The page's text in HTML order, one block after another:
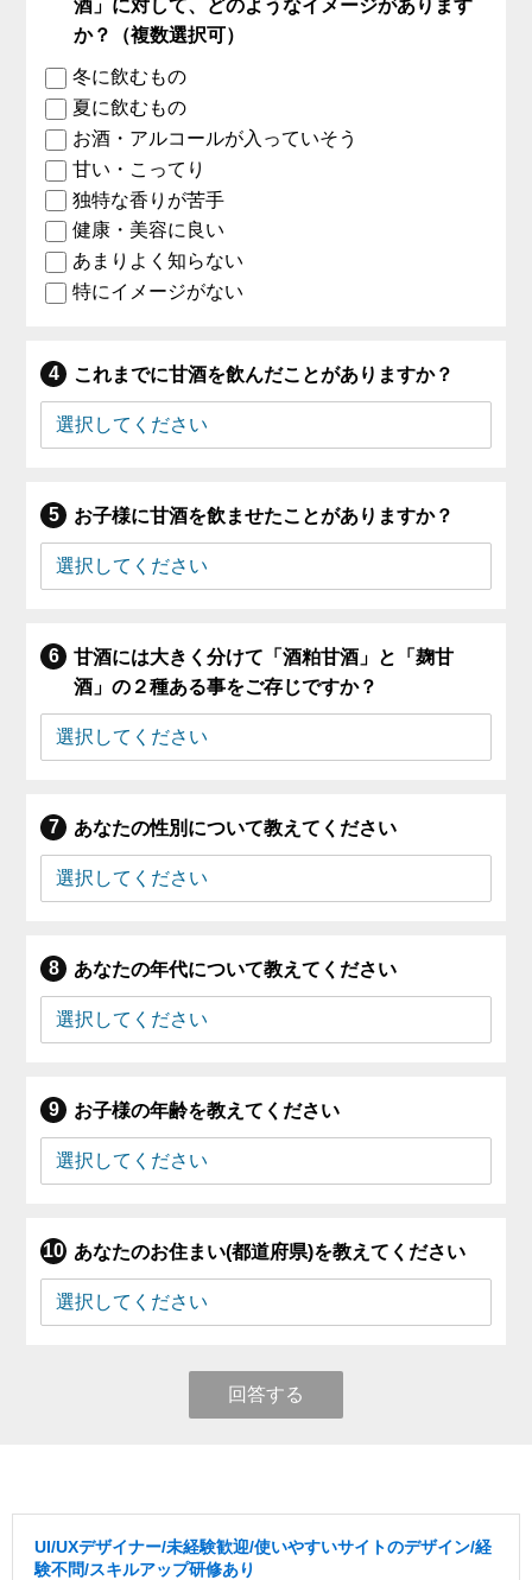
酒」に対して、どのようなイメージがあります
か？（複数選択可）
冬に飲むもの
夏に飲むもの
お酒・アルコールが入っていそう
甘い・こってり
独特な香りが苦手
健康・美容に良い
あまりよく知らない
特にイメージがない
これまでに甘酒を飲んだことがありますか？
お子様に甘酒を飲ませたことがありますか？
甘酒には大きく分けて「酒粕甘酒」と「麹甘
酒」の２種ある事をご存じですか？
あなたの性別について教えてください
あなたの年代について教えてください
お子様の年齢を教えてください
あなたのお住まい(都道府県)を教えてください
回答する
UI/UXデザイナー/未経験歓迎/使いやすいサイトのデザイン/経
験不問/スキルアップ研修あり